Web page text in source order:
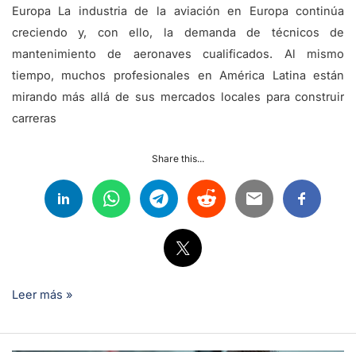
Europa La industria de la aviación en Europa continúa
creciendo y, con ello, la demanda de técnicos de
mantenimiento de aeronaves cualificados. Al mismo
tiempo, muchos profesionales en América Latina están
mirando más allá de sus mercados locales para construir
carreras
Share this...
Leer más »